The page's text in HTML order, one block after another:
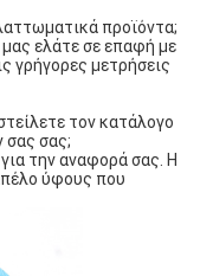
προϊόντα;
ελάτε σε επαφή με
γρήγορες μετρήσεις
τον κατάλογο
σας σας;
την αναφορά σας. Η
ύφους που